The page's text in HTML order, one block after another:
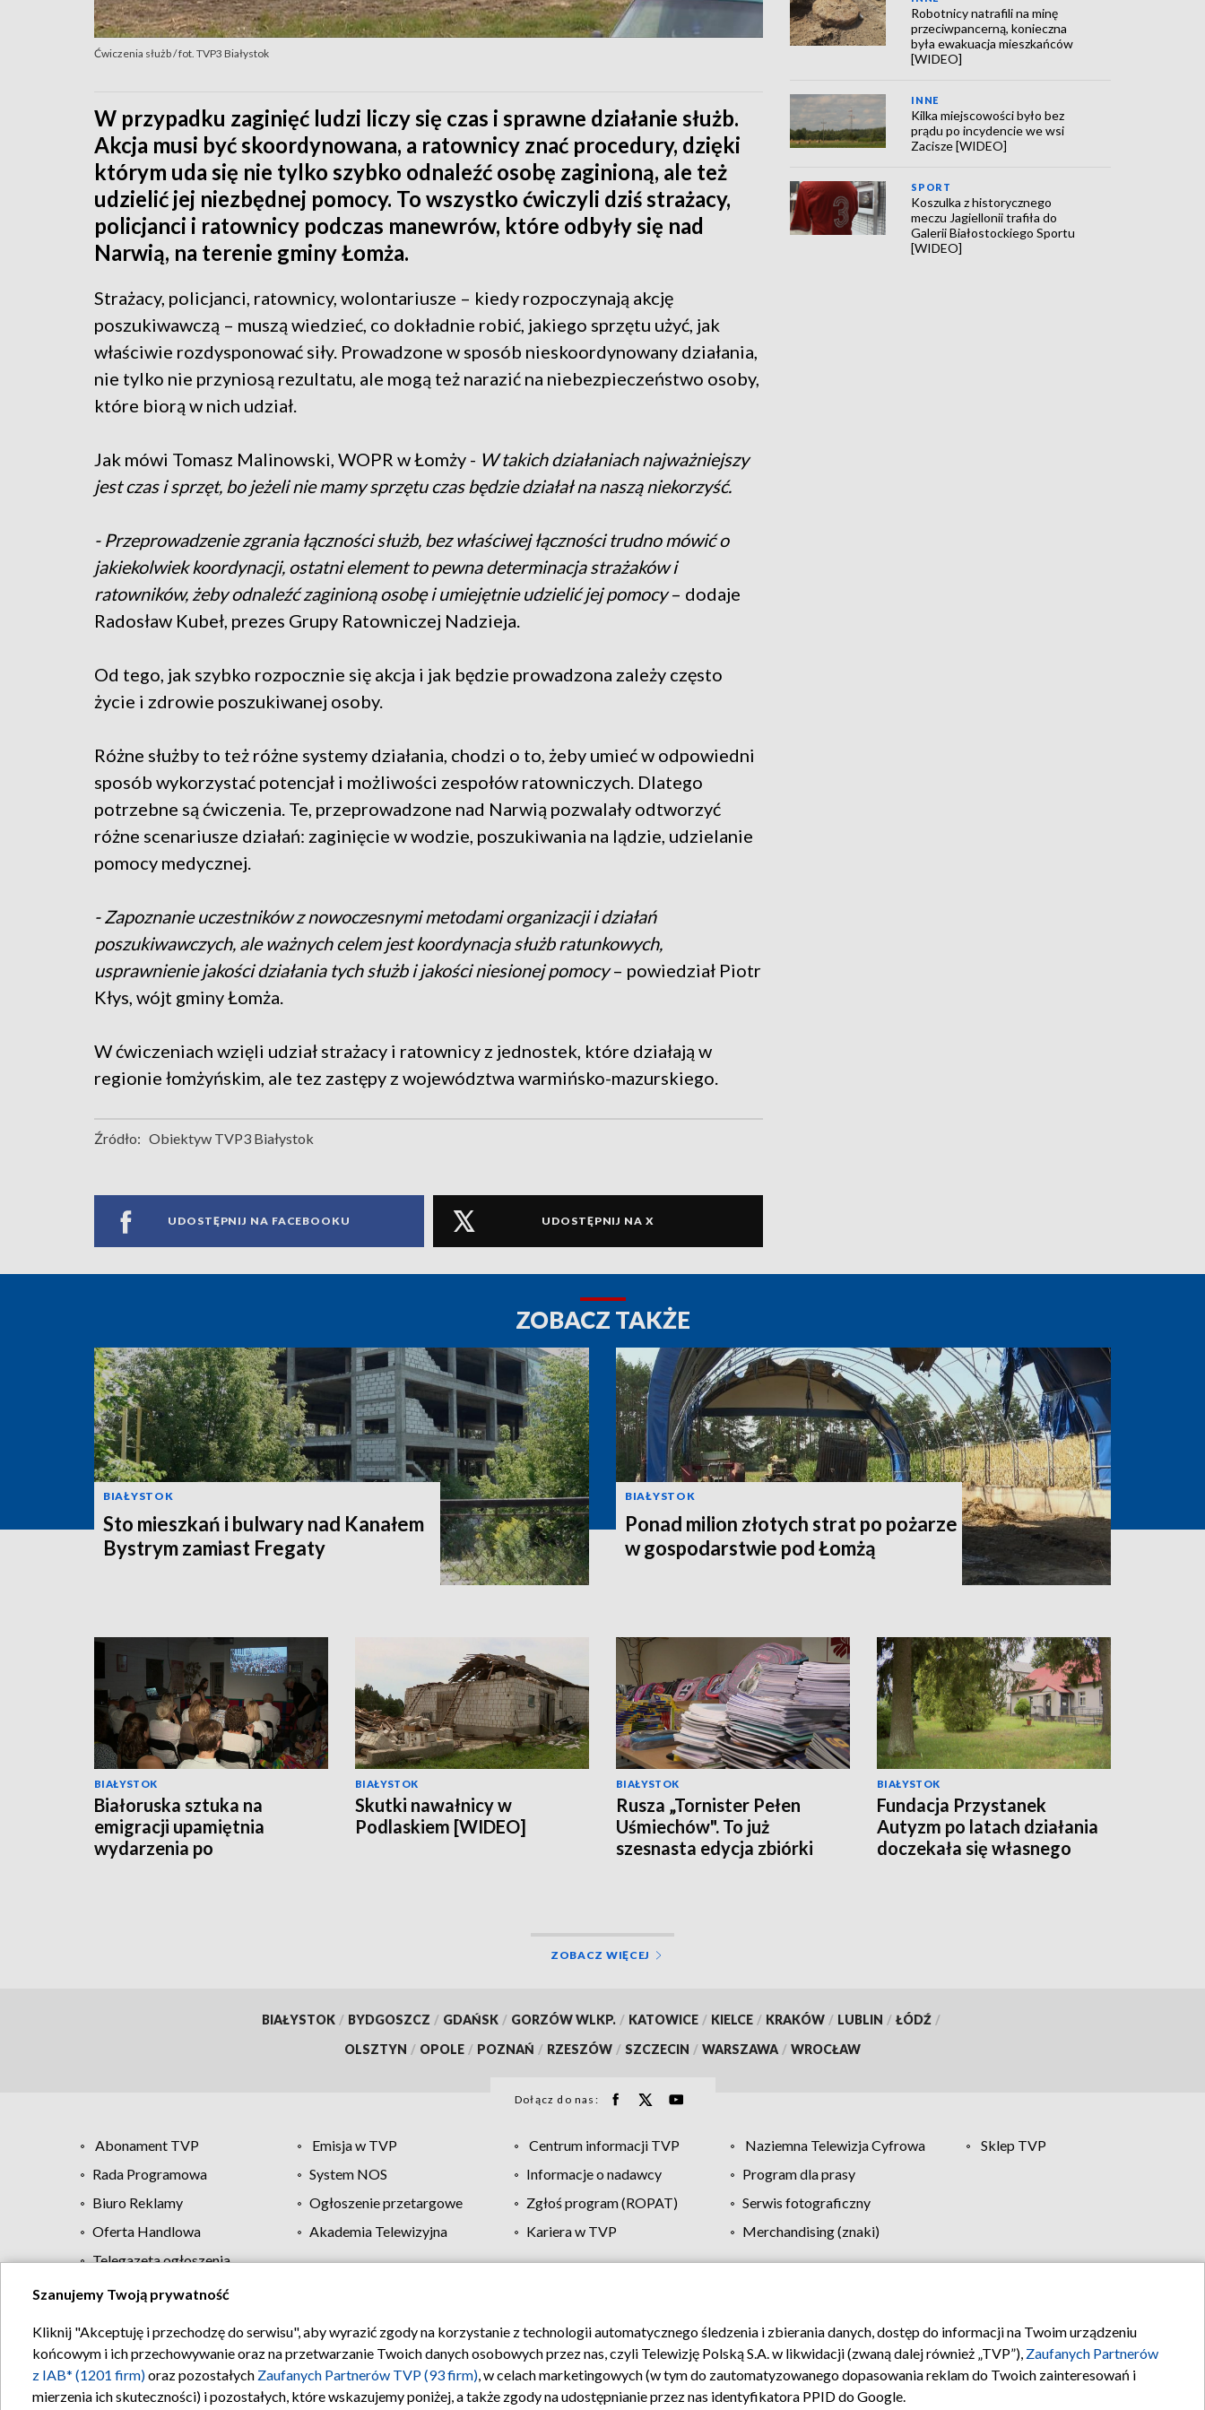
Ćwiczenia służb / fot. TVP3 Białystok
W przypadku zaginięć ludzi liczy się czas i sprawne działanie służb.
Akcja musi być skoordynowana, a ratownicy znać procedury, dzięki
którym uda się nie tylko szybko odnaleźć osobę zaginioną, ale też
udzielić jej niezbędnej pomocy. To wszystko ćwiczyli dziś strażacy,
policjanci i ratownicy podczas manewrów, które odbyły się nad
Narwią, na terenie gminy Łomża.
Strażacy, policjanci, ratownicy, wolontariusze – kiedy rozpoczynają akcję
poszukiwawczą – muszą wiedzieć, co dokładnie robić, jakiego sprzętu użyć, jak
właściwie rozdysponować siły. Prowadzone w sposób nieskoordynowany działania,
nie tylko nie przyniosą rezultatu, ale mogą też narazić na niebezpieczeństwo osoby,
które biorą w nich udział.
Jak mówi Tomasz Malinowski, WOPR w Łomży - W takich działaniach najważniejszy
jest czas i sprzęt, bo jeżeli nie mamy sprzętu czas będzie działał na naszą niekorzyść.
- Przeprowadzenie zgrania łączności służb, bez właściwej łączności trudno mówić o
jakiekolwiek koordynacji, ostatni element to pewna determinacja strażaków i
ratowników, żeby odnaleźć zaginioną osobę i umiejętnie udzielić jej pomocy– dodaje
Radosław Kubeł, prezes Grupy Ratowniczej Nadzieja.
Od tego, jak szybko rozpocznie się akcja i jak będzie prowadzona zależy często
życie i zdrowie poszukiwanej osoby.
Różne służby to też różne systemy działania, chodzi o to, żeby umieć w odpowiedni
sposób wykorzystać potencjał i możliwości zespołów ratowniczych. Dlatego
potrzebne są ćwiczenia. Te, przeprowadzone nad Narwią pozwalały odtworzyć
różne scenariusze działań: zaginięcie w wodzie, poszukiwania na lądzie, udzielanie
pomocy medycznej.
- Zapoznanie uczestników z nowoczesnymi metodami organizacji i działań
poszukiwawczych, ale ważnych celem jest koordynacja służb ratunkowych,
usprawnienie jakości działania tych służb i jakości niesionej pomocy– powiedział Piotr
Kłys, wójt gminy Łomża.
W ćwiczeniach wzięli udział strażacy i ratownicy z jednostek, które działają w
regionie łomżyńskim, ale tez zastępy z województwa warmińsko-mazurskiego.
Źródło: Obiektyw TVP3 Białystok
UDOSTĘPNIJ NA FACEBOOKU UDOSTĘPNIJ NA X
Robotnicy natrafili na minę
przeciwpancerną, konieczna
była ewakuacja mieszkańców
[WIDEO]
INNE
Kilka miejscowości było bez
prądu po incydencie we wsi
Zacisze [WIDEO]
SPORT
Koszulka z historycznego
meczu Jagiellonii trafiła do
Galerii Białostockiego Sportu
[WIDEO]
ZOBACZ TAKŻE
BIAŁYSTOK
Sto mieszkań i bulwary nad Kanałem
Bystrym zamiast Fregaty
BIAŁYSTOK
Ponad milion złotych strat po pożarze
w gospodarstwie pod Łomżą
BIAŁYSTOK
Białoruska sztuka na
emigracji upamiętnia
wydarzenia po
BIAŁYSTOK
Skutki nawałnicy w
Podlaskiem [WIDEO]
BIAŁYSTOK
Rusza „Tornister Pełen
Uśmiechów". To już
szesnasta edycja zbiórki
BIAŁYSTOK
Fundacja Przystanek
Autyzm po latach działania
doczekała się własnego
ZOBACZ WIĘCEJ
BIAŁYSTOK / BYDGOSZCZ / GDAŃSK / GORZÓW WLKP. / KATOWICE / KIELCE / KRAKÓW / LUBLIN / ŁÓDŹ /
OLSZTYN / OPOLE / POZNAŃ / RZESZÓW / SZCZECIN / WARSZAWA / WROCŁAW
Dołącz do nas:
Abonament TVP Emisja w TVP Centrum informacji TVP Naziemna Telewizja Cyfrowa
Sklep TVP
Rada Programowa
System NOS Informacje o nadawcy
Program dla prasy
Biuro Reklamy
Ogłoszenie przetargowe Zgłoś program (ROPAT)
Serwis fotograficzny
Oferta Handlowa
Akademia Telewizyjna Kariera w TVP
Merchandising (znaki)
Telegazeta ogłoszenia
Regulamin TVP Polityka prywatności Moje zgody Pomoc Biuro reklamy Kontakt
Szanujemy Twoją prywatność
Kliknij "Akceptuję i przechodzę do serwisu", aby wyrazić zgody na korzystanie z technologii automatycznego śledzenia i zbierania danych, dostęp do informacji na Twoim urządzeniu
końcowym i ich przechowywanie oraz na przetwarzanie Twoich danych osobowych przez nas, czyli Telewizję Polską S.A. w likwidacji (zwaną dalej również „TVP”), Zaufanych Partnerów
z IAB* (1201 firm)oraz pozostałych Zaufanych Partnerów TVP (93 firm), w celach marketingowych (w tym do zautomatyzowanego dopasowania reklam do Twoich zainteresowań i
mierzenia ich skuteczności) i pozostałych, które wskazujemy poniżej, a także zgody na udostępnianie przez nas identyfikatora PPID do Google.